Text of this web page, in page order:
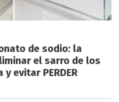
de sodio: la
el sarro de los
evitar PERDER